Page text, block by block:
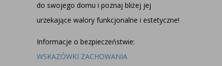
do swojego domu i poznaj bliżej jej
urzekające walory funkcjonalne i estetyczne!
Informacje o bezpieczeństwie:
WSKAZÓWKI ZACHOWANIA